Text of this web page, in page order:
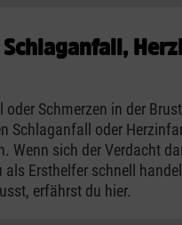
oder Schmerzen in der
Schlaganfall oder
Wenn sich der Verdacht
als Ersthelfer schnell
erfährst du hier.